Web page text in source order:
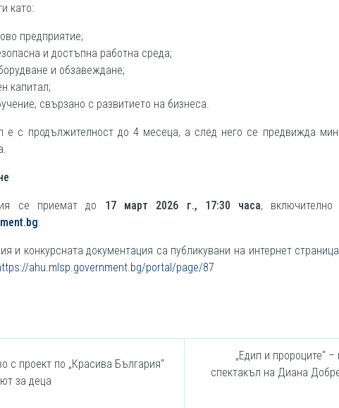
като:
предприятие;
и достъпна работна среда;
и обзавеждане;
капитал;
свързано с развитието на бизнеса.
е с продължителност до 4 месеца, а след него се предвижда
се приемат до 17 март 2026 г., 17:30 часа,
.
и конкурсната документация са публикувани на интернет
ahu.mlsp.government.bg/portal/page/87
с проект по „Красива България“
за деца
„Едип и пророците“
спектакъл на Диана